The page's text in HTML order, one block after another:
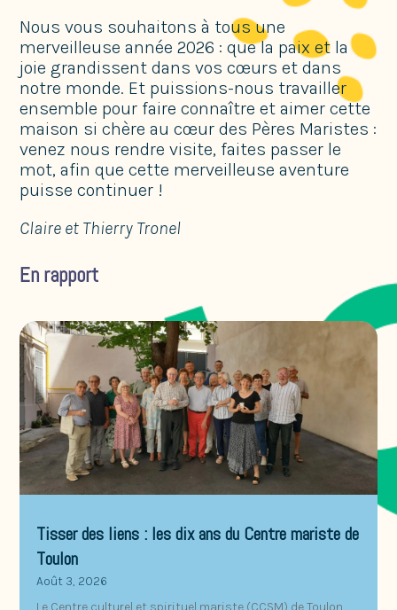
Nous vous souhaitons à tous une
merveilleuse année 2026 : que la paix et la
joie grandissent dans vos cœurs et dans
notre monde. Et puissions-nous travailler
ensemble pour faire connaître et aimer cette
maison si chère au cœur des Pères Maristes :
venez nous rendre visite, faites passer le
mot, afin que cette merveilleuse aventure
puisse continuer !
Claire et Thierry Tronel
En rapport
Tisser des liens : les dix ans du Centre mariste de
Toulon
Août 3, 2026
Le Centre culturel et spirituel mariste (CCSM) de Toulon,